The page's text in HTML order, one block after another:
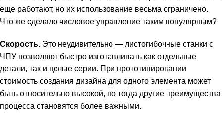
еще работают, но их использование весьма ограничено.
Что же сделало числовое управление таким популярным?
Скорость. Это неудивительно — листогибочные станки с
ЧПУ позволяют быстро изготавливать как отдельные
детали, так и целые серии. При прототипировании
стоимость создания дизайна для одного элемента может
быть относительно высокой, но тогда другие преимущества
процесса становятся более важными.